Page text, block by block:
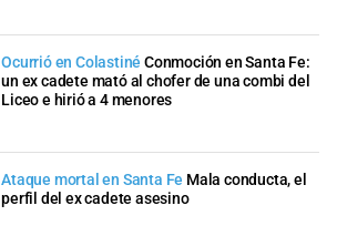
Ocurrió en Colastiné Conmoción en Santa Fe:
un ex cadete mató al chofer de una combi del
Liceo e hirió a 4 menores
Ataque mortal en Santa Fe Mala conducta, el
perfil del ex cadete asesino